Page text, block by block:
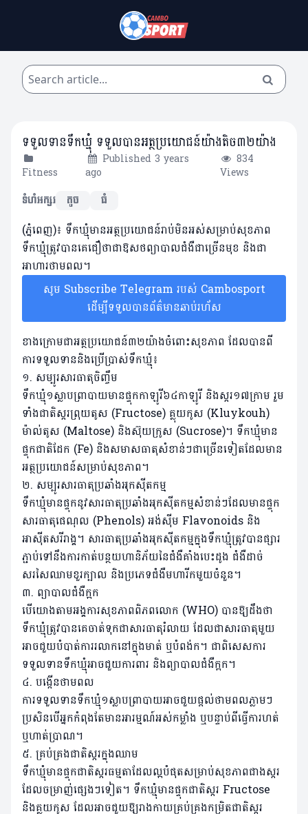
ទទួលទានទឹកឃ្មុំ ទទួលបានអត្ថប្រយោជន៍យ៉ាងតិច៣២យ៉ាង
Fitness
Published 3 years
ago
834
Views
ទំហំអក្សរ
តូច ធំ
(ភ្នំពេញ)៖ ទឹកឃ្មុំមានអត្ថប្រយោជន៍រាប់មិនអស់សម្រាប់សុខភាព
ទឹកឃ្មុំត្រូវបានគេជឿថាជាឱសថព្យាបាលជំងឺជាច្រើនមុខ និងជា
អាហារថាមពល។
សូម Subscribe Telegram របស់ Cambosport
ដើម្បីទទួលបានព័ត៌មានឆាប់រហ័ស
ខាងក្រោមជាអត្ថប្រយោជន៍៣២យ៉ាងចំពោះសុខភាព ដែលបានពី
ការទទួលទាននិងប្រើប្រាស់ទឹកឃ្មុំ៖
១. សម្បូរសារធាតុចិញ្ចឹម
ទឹកឃ្មុំ១ស្លាបព្រាបាយមានផ្ទុកកាឡូរី៦៤កាឡូរី និងស្ករ១៧ក្រាម រួម
ទាំងជាតិស្ករព្រុយតូស (Fructose) គ្លុយកូស (Kluykouh)
ម៉ាល់តូស (Maltose) និងស៊ុយក្រូស (Sucrose)។ ទឹកឃ្មុំមាន
ផ្ទុកជាតិដែក (Fe) និងសមាសធាតុសំខាន់ៗជាច្រើនទៀតដែលមាន
អត្ថប្រយោជន៍សម្រាប់សុខភាព។
២. សម្បូរសារធាតុប្រឆាំងអុកស៊ីតកម្ម
ទឹកឃ្មុំមានផ្ទុកនូវសារធាតុប្រឆាំងអុកស៊ីតកម្មសំខាន់ៗដែលមានផ្ទុក
សារធាតុផេណុល (Phenols) អង់ស៊ីម Flavonoids និង
អាស៊ីតសរីរាង្គ។ សារធាតុប្រឆាំងអុកស៊ីតកម្មក្នុងទឹកឃ្មុំត្រូវបានផ្សារ
ភ្ជាប់ទៅនឹងការកាត់បន្ថយហានិភ័យនៃជំងឺគាំងបេះដូង ជំងឺដាច់
សរសៃឈាមខួរក្បាល និងប្រភេទជំងឺមហារីកមួយចំនួន។
៣. ព្យាបាលជំងឺក្អក
បើយោងតាមអង្គការសុខភាពពិភពលោក (WHO) បានឱ្យដឹងថា
ទឹកឃ្មុំត្រូវបានគេចាត់ទុកជាសារធាតុរំលាយ ដែលជាសារធាតុមួយ
អាចជួយបំបាត់ការរលាកនៅក្នុងមាត់ ឬបំពង់ក។ ជាពិសេសការ
ទទួលទានទឹកឃ្មុំអាចជួយការពារ និងព្យាបាលជំងឺក្អក។
៤. បង្កើនថាមពល
ការទទួលទានទឹកឃ្មុំ១ស្លាបព្រាបាយអាចជួយផ្តល់ថាមពលភ្លាមៗ
ប្រសិនបើអ្នកកំពុងតែមានអារម្មណ៍អស់កម្លាំង ឬបន្ទាប់ពីធ្វើការហត់
ឬហាត់ប្រាណ។
៥. គ្រប់គ្រងជាតិស្ករក្នុងឈាម
ទឹកឃ្មុំមានផ្ទុកជាតិស្ករធម្មតាដែលល្អបំផុតសម្រាប់សុខភាពជាងស្ករ
ដែលចម្រាញ់ផ្សេងៗទៀត។ ទឹកឃ្មុំមានផ្ទុកជាតិស្ករ Fructose
និងគ្លុយកូស ដែលអាចជួយឱ្យរាងកាយគ្រប់គ្រងកម្រិតជាតិស្ករ